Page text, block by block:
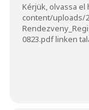
Kérjük, olvassa el
content/uploads/
0823.pdflinken